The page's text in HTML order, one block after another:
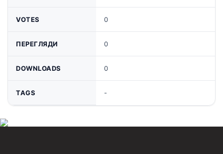
VOTES 0
ПЕРЕГЛЯДИ 0
DOWNLOADS 0
TAGS -